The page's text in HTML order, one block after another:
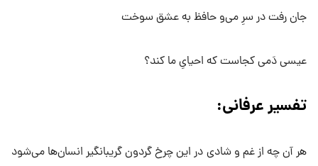
جان رفت در سرِ می‌و حافظ به عشق سوخت
عیسی دَمی کجاست که احیایِ ما کند؟
تفسیر عرفانی:
هر آن چه از غم و شادی در این چرخ گردون گریبانگیر انسان‌ها می‌شود